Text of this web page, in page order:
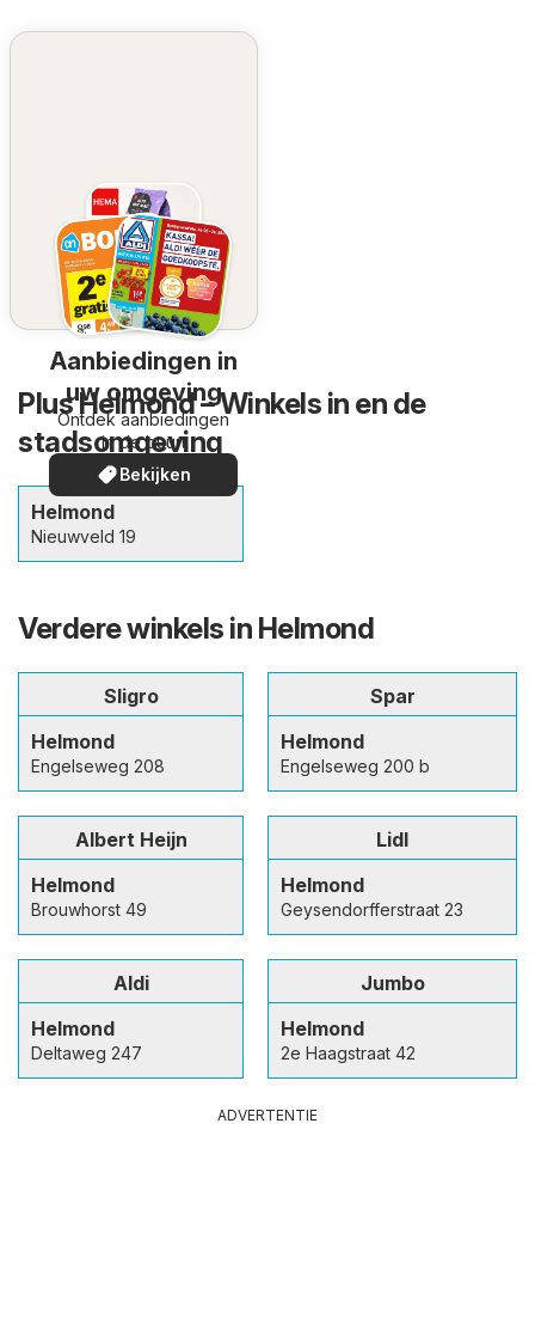
Aanbiedingen in
uw omgeving
Ontdek aanbiedingen
in de buurt
Bekijken
Plus Helmond – Winkels in en de
stadsomgeving
Helmond
Nieuwveld 19
Verdere winkels in Helmond
Sligro
Helmond
Engelseweg 208
Spar
Helmond
Engelseweg 200 b
Albert Heijn
Helmond
Brouwhorst 49
Lidl
Helmond
Geysendorfferstraat 23
Aldi
Helmond
Deltaweg 247
Jumbo
Helmond
2e Haagstraat 42
ADVERTENTIE